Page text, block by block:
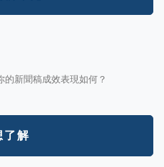
新聞稿成效表現如何？
了解